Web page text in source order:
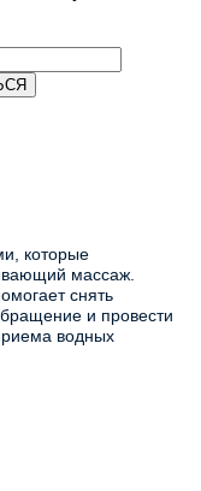
которые
массаж.
снять
и провести
водных